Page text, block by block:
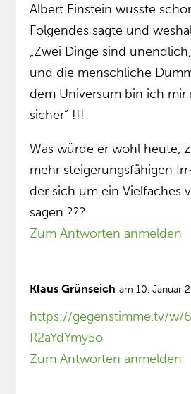
Albert Einstein wusste
Folgendes sagte und
„Zwei Dinge sind
und die menschliche
dem Universum bin ich
sicher” !!!
Was würde er wohl heute,
mehr steigerungsfähigen
der sich um ein Vielfaches
sagen ???
Zum Antworten anmelden
Klaus Grünseich am 10. Januar
https://gegenstimme.tv/w/
R2aYdYmy5o
Zum Antworten anmelden